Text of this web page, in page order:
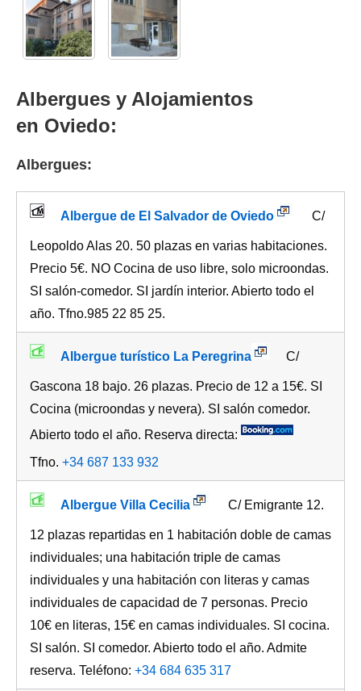
Albergues y Alojamientos
en Oviedo:
Albergues:
Albergue de El Salvador de Oviedo C/
Leopoldo Alas 20. 50 plazas en varias habitaciones.
Precio 5€. NO Cocina de uso libre, solo microondas.
SI salón-comedor. SI jardín interior. Abierto todo el
año. Tfno.985 22 85 25.
Albergue turístico La Peregrina C/
Gascona 18 bajo. 26 plazas. Precio de 12 a 15€. SI
Cocina (microondas y nevera). SI salón comedor.
Abierto todo el año. Reserva directa:
Tfno. +34 687 133 932
Albergue Villa Cecilia C/ Emigrante 12.
12 plazas repartidas en 1 habitación doble de camas
individuales; una habitación triple de camas
individuales y una habitación con literas y camas
individuales de capacidad de 7 personas. Precio
10€ en literas, 15€ en camas individuales. SI cocina.
SI salón. SI comedor. Abierto todo el año. Admite
reserva. Teléfono: +34 684 635 317